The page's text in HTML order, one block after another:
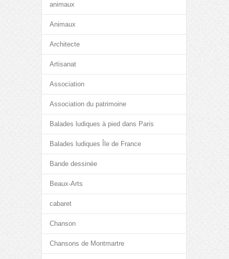
animaux
Animaux
Architecte
Artisanat
Association
Association du patrimoine
Balades ludiques à pied dans Paris
Balades ludiques Île de France
Bande dessinée
Beaux-Arts
cabaret
Chanson
Chansons de Montmartre